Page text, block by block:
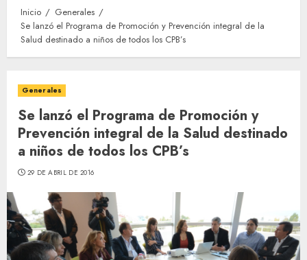
Inicio
Generales
Se lanzó el Programa de Promoción y Prevención integral de la
Salud destinado a niños de todos los CPB’s
Generales
Se lanzó el Programa de Promoción y
Prevención integral de la Salud destinado
a niños de todos los CPB’s
29 DE ABRIL DE 2016